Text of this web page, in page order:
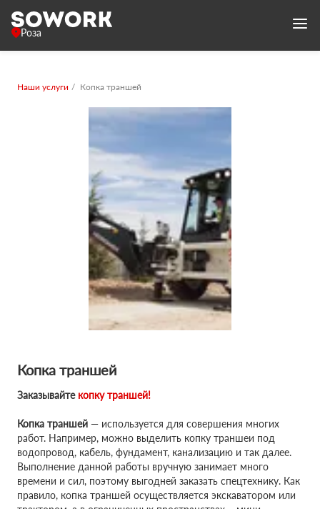
Роза
Наши услуги Копка траншей
Копка траншей
Заказывайте копку траншей!
Копка траншей — используется для совершения многих
работ. Например, можно выделить копку траншеи под
водопровод, кабель, фундамент, канализацию и так далее.
Выполнение данной работы вручную занимает много
времени и сил, поэтому выгодней заказать спецтехнику. Как
правило, копка траншей осуществляется экскаватором или